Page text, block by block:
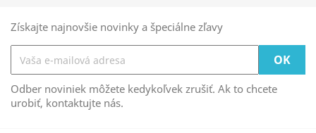
Získajte najnovšie novinky a špeciálne zľavy
Odber noviniek môžete kedykoľvek zrušiť. Ak to chcete
urobiť, kontaktujte nás.